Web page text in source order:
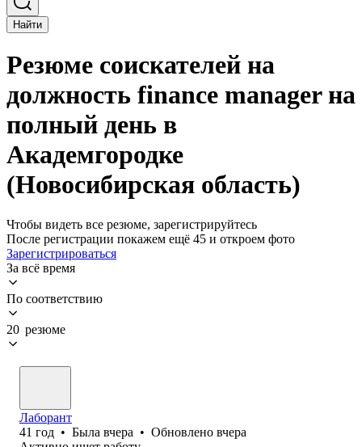
Найти
Резюме соискателей на
должность finance manager на
полный день в
Академгородке
(Новосибирская область)
Чтобы видеть все резюме, зарегистрируйтесь
После регистрации покажем ещё 45 и откроем фото
Зарегистрироваться
За всё время
По соответствию
20 резюме
Лаборант
41 год • Была вчера • Обновлено вчера